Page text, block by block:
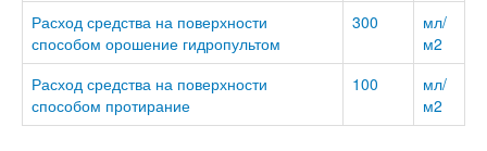
Расход средства на поверхности
способом орошение гидропультом
300
мл/
м2
Расход средства на поверхности
способом протирание
100
мл/
м2